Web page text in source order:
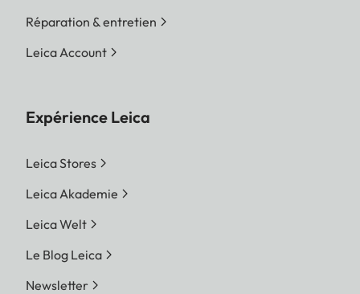
Réparation & entretien
Leica Account
Expérience Leica
Leica Stores
Leica Akademie
Leica Welt
Le Blog Leica
Newsletter